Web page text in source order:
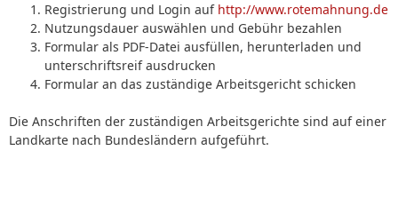
Registrierung und Login auf http://www.rotemahnung.de
Nutzungsdauer auswählen und Gebühr bezahlen
Formular als PDF-Datei ausfüllen, herunterladen und
unterschriftsreif ausdrucken
Formular an das zuständige Arbeitsgericht schicken
Die Anschriften der zuständigen Arbeitsgerichte sind auf einer
Landkarte nach Bundesländern aufgeführt.